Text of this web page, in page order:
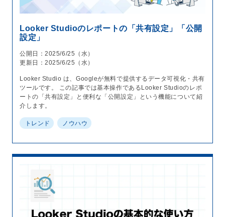
Looker Studioのレポートの「共有設定」「公開
設定」
公開日：2025/6/25（水）
更新日：2025/6/25（水）
Looker Studio は、Googleが無料で提供するデータ可視化・共有
ツールです。 この記事では基本操作であるLooker Studioのレポ
ートの「共有設定」と便利な「公開設定」という機能について紹
介します。
トレンド ノウハウ